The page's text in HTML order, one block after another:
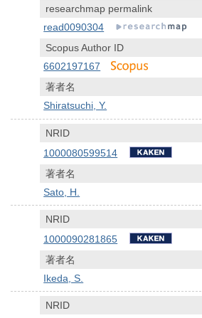
researchmap permalink
read0090304
Scopus Author ID
6602197167
著者名
Shiratsuchi, Y.
NRID
1000080599514
著者名
Sato, H.
NRID
1000090281865
著者名
Ikeda, S.
NRID